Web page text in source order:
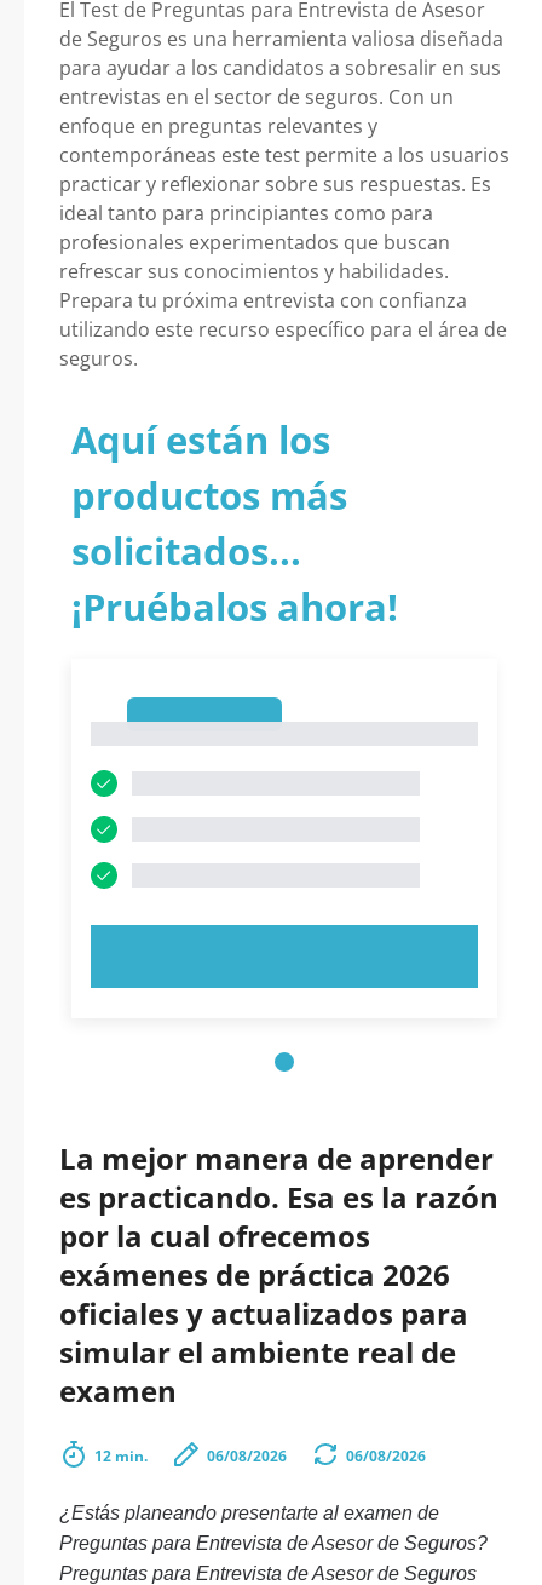
El Test de Preguntas para Entrevista de Asesor
de Seguros es una herramienta valiosa diseñada
para ayudar a los candidatos a sobresalir en sus
entrevistas en el sector de seguros. Con un
enfoque en preguntas relevantes y
contemporáneas este test permite a los usuarios
practicar y reflexionar sobre sus respuestas. Es
ideal tanto para principiantes como para
profesionales experimentados que buscan
refrescar sus conocimientos y habilidades.
Prepara tu próxima entrevista con confianza
utilizando este recurso específico para el área de
seguros.
Aquí están los
productos más
solicitados...
¡Pruébalos ahora!
La mejor manera de aprender
es practicando. Esa es la razón
por la cual ofrecemos
exámenes de práctica 2026
oficiales y actualizados para
simular el ambiente real de
examen
12 min. 06/08/2026 06/08/2026
¿Estás planeando presentarte al examen de
Preguntas para Entrevista de Asesor de Seguros?
Preguntas para Entrevista de Asesor de Seguros